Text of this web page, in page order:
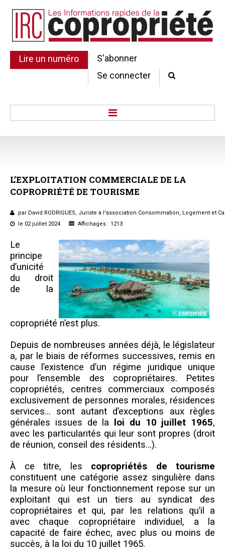
Lire un numéro
S'abonner
Se connecter
Au Parlement
Gestion et maintenance
Pratique de la copro.
Jurisprudence
Questions/réponses
Études juridiques
Copro. en difficulté
Formez-vous !
Parole d'experts*
L’EXPLOITATION COMMERCIALE DE LA
COPROPRIÉTÉ DE TOURISME
par David RODRIGUES, Juriste à l'association Consommation, Logement et
le 02 juillet 2024
Affichages : 1213
Le
principe
d’unicité
du droit
de la
copropriété n’est plus.
Depuis de nombreuses années déjà, le législateur
a, par le biais de réformes successives, remis en
cause l’existence d’un régime juridique unique
pour l’ensemble des copropriétaires. Petites
copropriétés, centres commerciaux composés
exclusivement de personnes morales, résidences
services… sont autant d’exceptions aux règles
générales issues de la
loi du 10 juillet 1965,
avec les particularités qui leur sont propres (droit
de réunion, conseil des résidents…).
À ce titre, les copropriétés de tourisme
constituent une catégorie assez singulière dans
la mesure où leur fonctionnement repose sur un
exploitant qui est un tiers au syndicat des
copropriétaires et qui, par les relations qu’il a
avec chaque copropriétaire individuel, a la
capacité de faire échec, avec plus ou moins de
succès, à la loi du 10 juillet 1965.